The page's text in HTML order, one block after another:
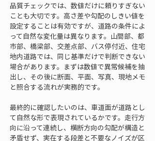
品質チェックでは、数値だけに頼りすぎない
ことも大切です。高さ差や勾配のしきい値を
設定することは有効ですが、道路の条件によ
って自然な変化量は異なります。山間部、都
市部、橋梁部、交差点部、バス停付近、住宅
地内道路では、同じ基準だけで判断できない
場合があります。まずは数値で異常候補を抽
出し、その後に断面、平面、写真、現地メモ
と照合する流れが実務的です。
最終的に確認したいのは、車道面が道路とし
て自然な形で表現されているかです。走行方
向に沿って連続し、横断方向の勾配が構造と
矛盾せず、実在する段差と不要なノイズが区